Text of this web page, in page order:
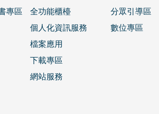
專區
全功能櫃檯
個人化資訊服務
檔案應用
下載專區
網站服務
分眾引導區
數位專區